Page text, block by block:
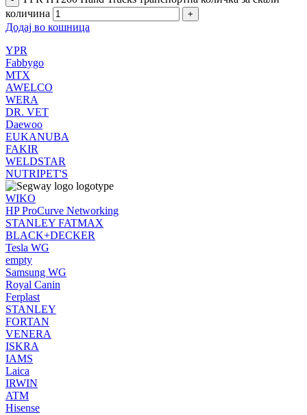
количина
Додај во кошница
YPR
Fabbygo
MTX
AWELCO
WERA
DR. VET
Daewoo
EUKANUBA
FAKIR
WELDSTAR
NUTRIPET'S
WIKO
HP ProCurve Networking
STANLEY FATMAX
BLACK+DECKER
Tesla WG
empty
Samsung WG
Royal Canin
Ferplast
STANLEY
FORTAN
VENERA
ISKRA
IAMS
Laica
IRWIN
ATM
Hisense